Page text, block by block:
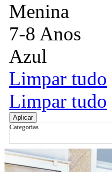
Menina
7-8 Anos
Azul
Limpar tudo
Limpar tudo
Aplicar
Categorias
Ordenar por
Relevância